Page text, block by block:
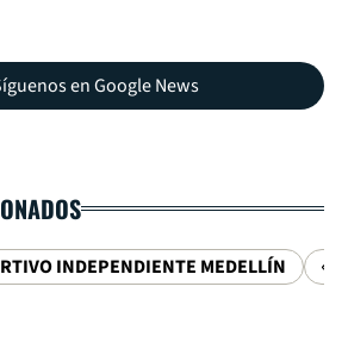
en Google News
INDEPENDIENTE MEDELLÍN